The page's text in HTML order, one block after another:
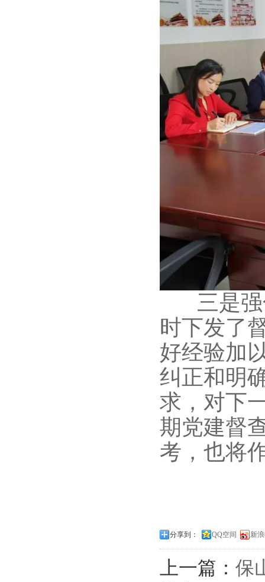
三是强
时下发了
好经验加
纠正和明
求，对下
期党建督
考，也将
分享到： QQ空间 新
上一篇： 保